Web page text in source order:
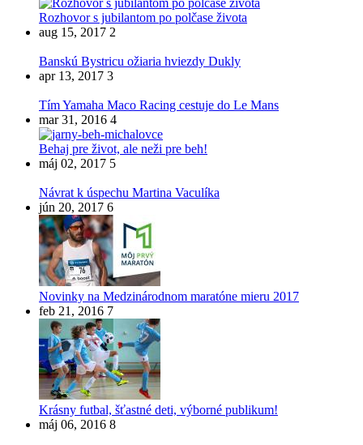
Rozhovor s jubilantom po polčase života
aug 15, 2017 2
Banskú Bystricu ožiaria hviezdy Dukly
apr 13, 2017 3
Tím Yamaha Maco Racing cestuje do Le Mans
mar 31, 2016 4
Behaj pre život, ale neži pre beh!
máj 02, 2017 5
Návrat k úspechu Martina Vaculíka
jún 20, 2017 6
Novinky na Medzinárodnom maratóne mieru 2017
feb 21, 2016 7
Krásny futbal, šťastné deti, výborné publikum!
máj 06, 2016 8